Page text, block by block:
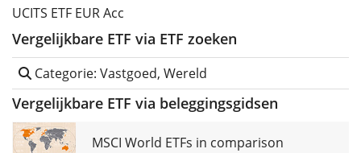
UCITS ETF EUR Acc
Vergelijkbare ETF via ETF zoeken
Categorie: Vastgoed, Wereld
Vergelijkbare ETF via beleggingsgidsen
MSCI World ETFs in comparison